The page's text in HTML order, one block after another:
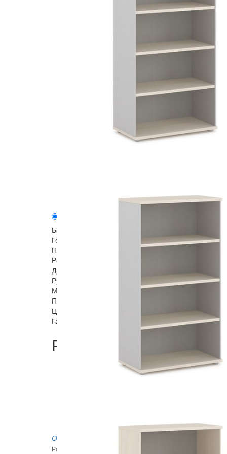
Боковины стеллажей выполнены из ЛДСП 16 мм,
Горизонтальные детали - ЛДСП 25мм, кромка 2мм
Полки расположены на расстоянии 341 мм от
Расстояние между полками - 327 мм. Ножки
Двери распашные, низкие. Фасады выполнены из
Ручка – кнопка с поднимающимся язычком,
Материал - цинковое литье. Цвет - "Хром
Поставляется в разобранном виде, упакован в
Цвет:Дуб Кобург, Орех Вирджиния, Дуб
Гарантия: 18 месяцев.
Рекомендуемые товары
Опора хром 50006
Размеры: D51*720